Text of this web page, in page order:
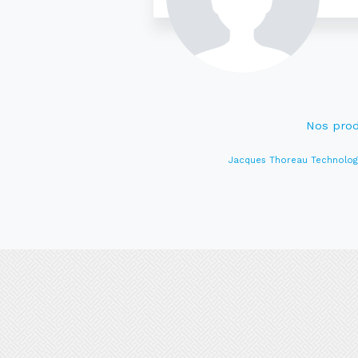
Nos
Jacques Thoreau